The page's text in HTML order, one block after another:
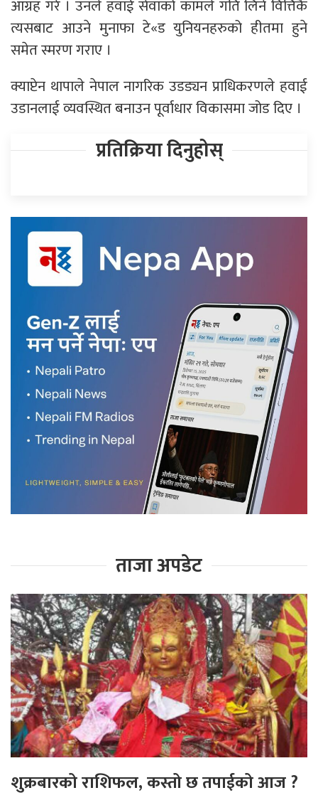
आग्रह गरे । उनले हवाई सेवाको कामले गति लिने वित्तिकै
त्यसबाट आउने मुनाफा टे«ड युनियनहरुको हीतमा हुने
समेत स्मरण गराए ।
क्याप्टेन थापाले नेपाल नागरिक उडड्यन प्राधिकरणले हवाई
उडानलाई व्यवस्थित बनाउन पूर्वाधार विकासमा जोड दिए ।
प्रतिक्रिया दिनुहोस्
ताजा अपडेट
शुक्रबारको राशिफल, कस्तो छ तपाईको आज ?